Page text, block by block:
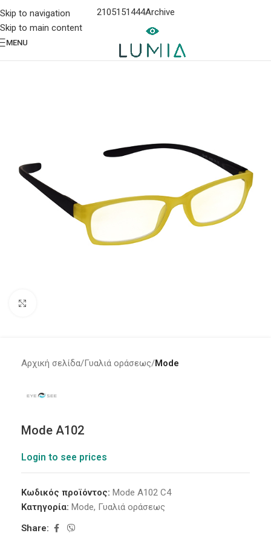
Skip to navigation
Skip to main content
2105151444Archive
MENU
Αρχική σελίδα Γυαλιά οράσεως Mode
Mode A102
Login to see prices
Κωδικός προϊόντος: Mode A102 C4
Κατηγορία: Mode, Γυαλιά οράσεως
Share: